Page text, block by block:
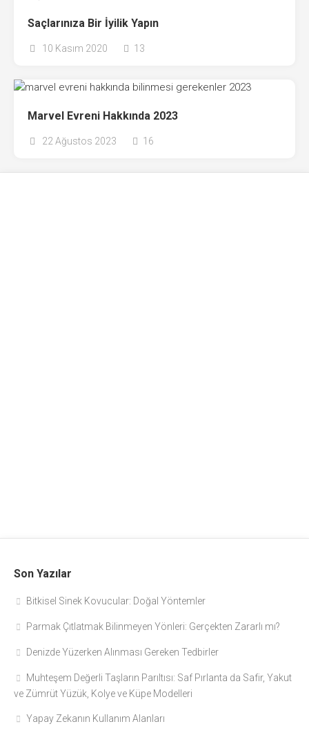
Saçlarınıza Bir İyilik Yapın
10 Kasım 2020 13
Marvel Evreni Hakkında 2023
22 Ağustos 2023 16
Son Yazılar
Bitkisel Sinek Kovucular: Doğal Yöntemler
Parmak Çıtlatmak Bilinmeyen Yönleri: Gerçekten Zararlı mı?
Denizde Yüzerken Alınması Gereken Tedbirler
Muhteşem Değerli Taşların Parıltısı: Saf Pırlanta da Safir, Yakut
ve Zümrüt Yüzük, Kolye ve Küpe Modelleri
Yapay Zekanın Kullanım Alanları